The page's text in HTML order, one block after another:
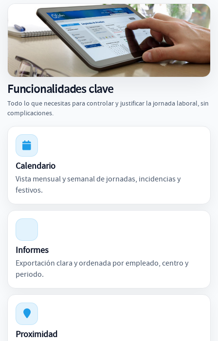
Funcionalidades clave
Todo lo que necesitas para controlar y justificar la jornada laboral, sin
complicaciones.
Calendario
Vista mensual y semanal de jornadas, incidencias y
festivos.
Informes
Exportación clara y ordenada por empleado, centro y
periodo.
Proximidad